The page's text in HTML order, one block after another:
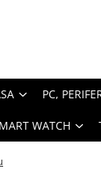
PC,
WATCH